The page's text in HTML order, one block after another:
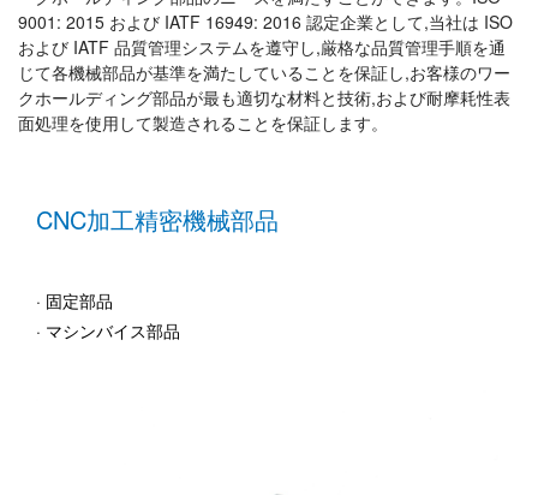
9001: 2015 および IATF 16949: 2016 認定企業として,当社は ISO
および IATF 品質管理システムを遵守し,厳格な品質管理手順を通
じて各機械部品が基準を満たしていることを保証し,お客様のワー
クホールディング部品が最も適切な材料と技術,および耐摩耗性表
面処理を使用して製造されることを保証します。
CNC加工精密機械部品
· 固定部品
· マシンバイス部品